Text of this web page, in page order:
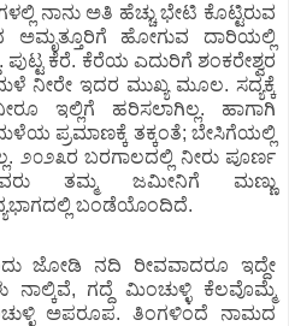
ನಾನು ಅತಿ ಹೆಚ್ಚು ಭೇಟಿ ಕೊಟ್ಟಿರುವ
ಅಮೃತ್ತೂರಿಗೆ ಹೋಗುವ ದಾರಿಯಲ್ಲಿ
ಕೆರೆ. ಕೆರೆಯ ಎದುರಿಗೆ ಶಂಕರೇಶ್ವರ
ನೀರೇ ಇದರ ಮುಖ್ಯ ಮೂಲ. ಸದ್ಯಕ್ಕೆ
ಇಲ್ಲಿಗೆ ಹರಿಸಲಾಗಿಲ್ಲ. ಹಾಗಾಗಿ
ಪ್ರಮಾಣಕ್ಕೆ ತಕ್ಕಂತೆ; ಬೇಸಿಗೆಯಲ್ಲಿ
೨೦೨೩ರ ಬರಗಾಲದಲ್ಲಿ ನೀರು ಪೂರ್ಣ
ತಮ್ಮ ಜಮೀನಿಗೆ ಮಣ್ಣು
ಬಂಡೆಯೊಂದಿದೆ.
ಜೋಡಿ ನದಿ ರೀವವಾದರೂ ಇದ್ದೇ
ನಾಲ್ಕಿವೆ, ಗದ್ದೆ ಮಿಂಚುಳ್ಳಿ ಕೆಲವೊಮ್ಮೆ
ಅಪರೂಪ. ತಿಂಗಳಿಂದೆ ನಾಮದ